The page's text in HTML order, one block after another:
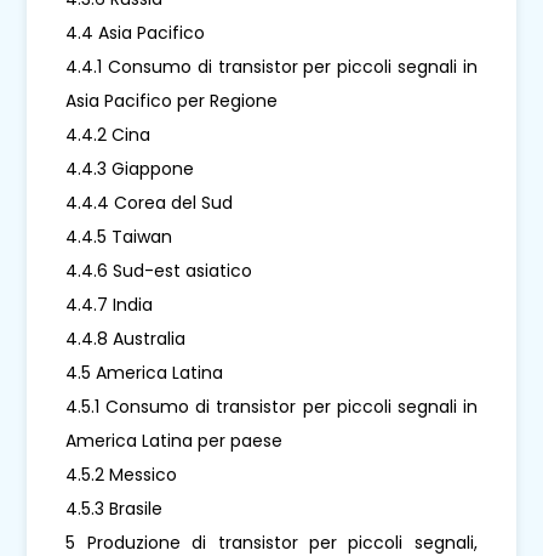
4.4 Asia Pacifico
4.4.1 Consumo di transistor per piccoli segnali in
Asia Pacifico per Regione
4.4.2 Cina
4.4.3 Giappone
4.4.4 Corea del Sud
4.4.5 Taiwan
4.4.6 Sud-est asiatico
4.4.7 India
4.4.8 Australia
4.5 America Latina
4.5.1 Consumo di transistor per piccoli segnali in
America Latina per paese
4.5.2 Messico
4.5.3 Brasile
5 Produzione di transistor per piccoli segnali,